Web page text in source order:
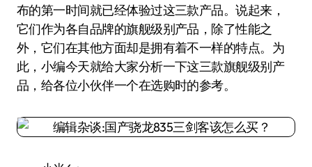
布的第一时间就已经体验过这三款产品。说起来，
它们作为各自品牌的旗舰级别产品，除了性能之
外，它们在其他方面却是拥有着不一样的特点。为
此，小编今天就给大家分析一下这三款旗舰级别产
品，给各位小伙伴一个在选购时的参考。